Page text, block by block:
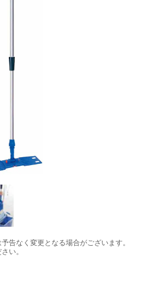
告なく変更となる場合がございます。
い。